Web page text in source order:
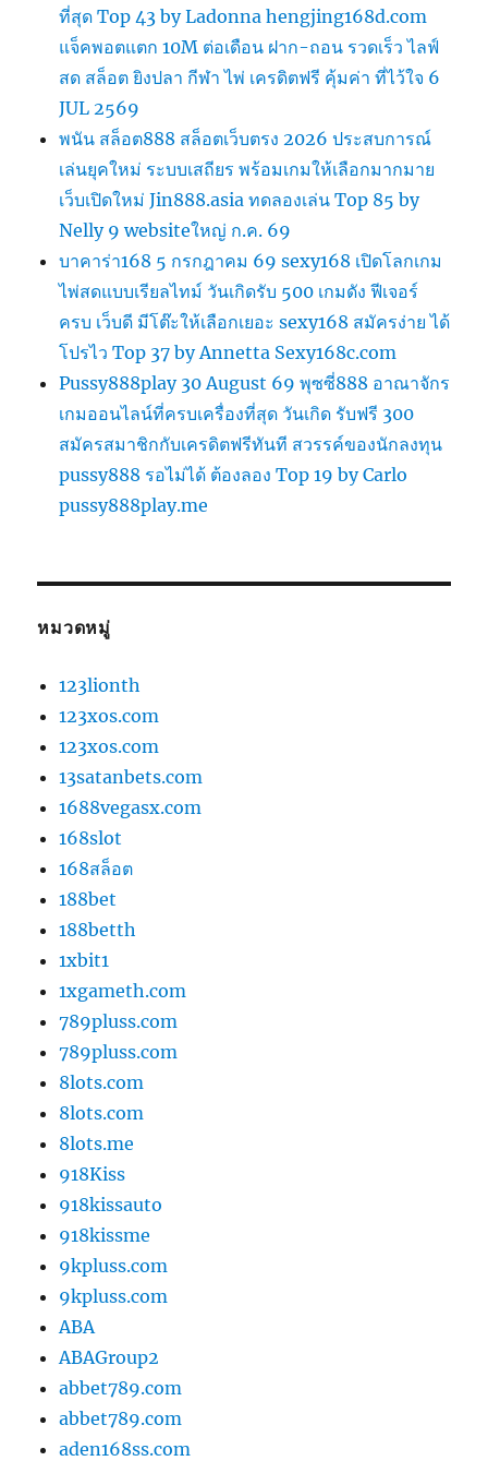
ที่สุด Top 43 by Ladonna hengjing168d.com
แจ็คพอตแตก 10M ต่อเดือน ฝาก-ถอน รวดเร็ว ไลฟ์
สด สล็อต ยิงปลา กีฬา ไพ่ เครดิตฟรี คุ้มค่า ที่ไว้ใจ 6
JUL 2569
พนัน สล็อต888 สล็อตเว็บตรง 2026 ประสบการณ์
เล่นยุคใหม่ ระบบเสถียร พร้อมเกมให้เลือกมากมาย
เว็บเปิดใหม่ Jin888.asia ทดลองเล่น Top 85 by
Nelly 9 websiteใหญ่ ก.ค. 69
บาคาร่า168 5 กรกฎาคม 69 sexy168 เปิดโลกเกม
ไพ่สดแบบเรียลไทม์ วันเกิดรับ 500 เกมดัง ฟีเจอร์
ครบ เว็บดี มีโต๊ะให้เลือกเยอะ sexy168 สมัครง่าย ได้
โปรไว Top 37 by Annetta Sexy168c.com
Pussy888play 30 August 69 พุซซี่888 อาณาจักร
เกมออนไลน์ที่ครบเครื่องที่สุด วันเกิด รับฟรี 300
สมัครสมาชิกกับเครดิตฟรีทันที สวรรค์ของนักลงทุน
pussy888 รอไม่ได้ ต้องลอง Top 19 by Carlo
pussy888play.me
หมวดหมู่
123lionth
123xos.com
123xos.com
13satanbets.com
1688vegasx.com
168slot
168สล็อต
188bet
188betth
1xbit1
1xgameth.com
789pluss.com
789pluss.com
8lots.com
8lots.com
8lots.me
918Kiss
918kissauto
918kissme
9kpluss.com
9kpluss.com
ABA
ABAGroup2
abbet789.com
abbet789.com
aden168ss.com